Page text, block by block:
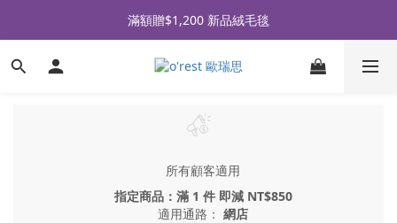
全品牌滿 $990免運｜會員買即贈〈 購物金 〉
滿額贈$1,200 新品絨毛毯
全品牌滿 $990免運｜會員買即贈〈 購物金 〉
所有顧客適用
指定商品：滿 1 件 即減 NT$850
適用通路： 網店